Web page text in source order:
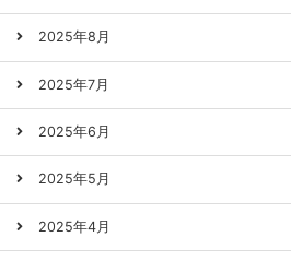
2025年8月
2025年7月
2025年6月
2025年5月
2025年4月